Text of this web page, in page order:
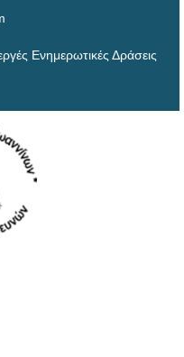
Ενημερωτικές Δράσεις